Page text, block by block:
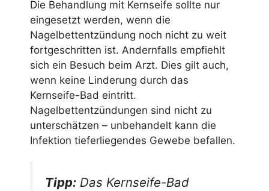
Die Behandlung mit Kernseife sollte nur
eingesetzt werden, wenn die
Nagelbettentzündung noch nicht zu weit
fortgeschritten ist. Andernfalls empfiehlt
sich ein Besuch beim Arzt. Dies gilt auch,
wenn keine Linderung durch das
Kernseife-Bad eintritt.
Nagelbettentzündungen sind nicht zu
unterschätzen – unbehandelt kann die
Infektion tieferliegendes Gewebe befallen.
Tipp: Das Kernseife-Bad